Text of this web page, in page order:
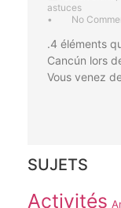
astuces
•
No
.4 éléments
Cancún lors
Vous venez
SUJETS
Activités